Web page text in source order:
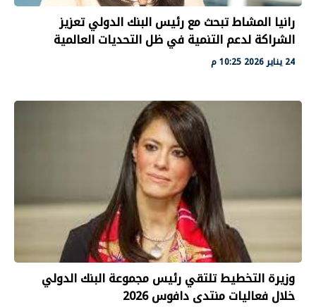
رانيا المشاط تبحث مع رئيس البنك الدولي تعزيز
الشراكة لدعم التنمية في ظل التحديات العالمية
24 يناير 2026 10:25 م
وزيرة التخطيط تلتقي رئيس مجموعة البنك الدولي
خلال فعاليات منتدى دافوس 2026